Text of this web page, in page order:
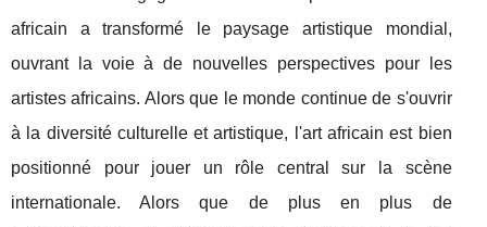
africain a transformé le paysage artistique mondial,
ouvrant la voie à de nouvelles perspectives pour les
artistes africains. Alors que le monde continue de s'ouvrir
à la diversité culturelle et artistique, l'art africain est bien
positionné pour jouer un rôle central sur la scène
internationale. Alors que de plus en plus de